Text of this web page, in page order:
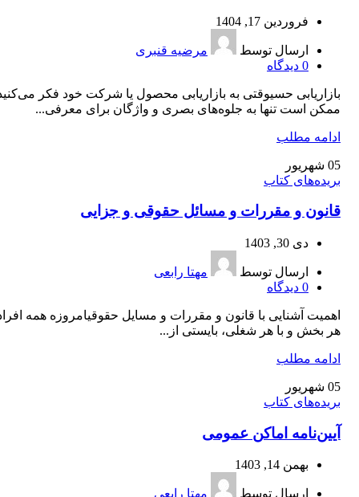
فروردین 17, 1404
ارسال توسط
مرضیه قنبری
0 دیدگاه
بازاريابی حسیوقتی به بازاريابی محصول يا شركت خود فكر
ممكن است تنها به جلوه‌های بصری و واژگان برای معرفی...
ادامه مطلب
05 شهریور
بریده‌های کتاب
قانون و مقررات و مسائل حقوقی و جزایی
دی 30, 1403
ارسال توسط
مهتا رابعی
0 دیدگاه
اهمیت آشنایی با قانون و مقررات و مسایل حقوقیامروزه همه
هر بخش و با هر شغلی، بایستی از...
ادامه مطلب
05 شهریور
بریده‌های کتاب
آیین‌‌نامه اماکن عمومی
بهمن 14, 1403
ارسال توسط
مهتا رابعی